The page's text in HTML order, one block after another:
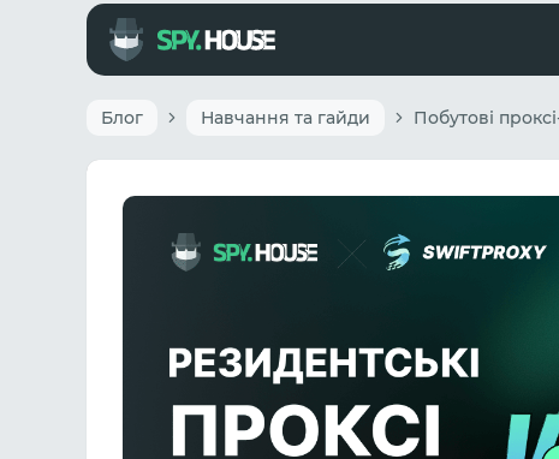
Блог Навчання та гайди